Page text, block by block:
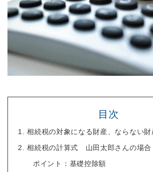
目次
1. 相続税の対象になる財産、ならない財
2. 相続税の計算式 山田太郎さんの場合
ポイント：基礎控除額